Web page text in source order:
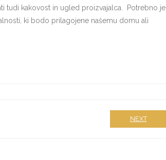
tudi kakovost in ugled proizvajalca. Potrebno je
ki bodo prilagojene našemu domu ali
NEXT